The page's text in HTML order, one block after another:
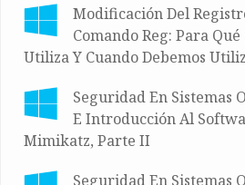
Modificación Del
Comando Reg: Para
Utiliza Y Cuando Debemos
Seguridad En Sistemas
E Introducción Al
Mimikatz, Parte II
Seguridad En Sistemas